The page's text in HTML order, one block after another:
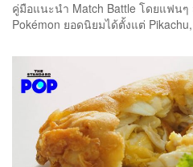
คู่มือแนะนำ Match Battle โดยแฟน
Pokémon ยอดนิยมได้ตั้งแต่